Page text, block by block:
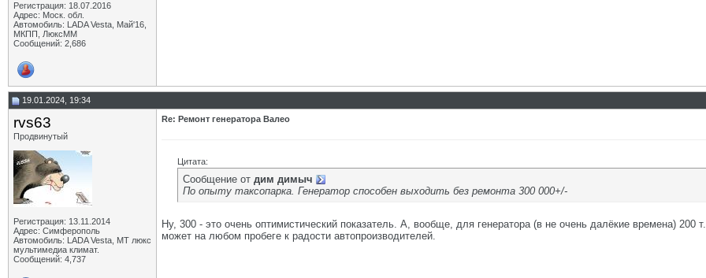
Регистрация: 18.07.2016
Адрес: Моск. обл.
Автомобиль: LADA Vesta, Май'16,
МКПП, ЛюксММ
Сообщений: 2,686
19.01.2024, 19:34
rvs63
Продвинутый
Регистрация: 13.11.2014
Адрес: Симферополь
Автомобиль: LADA Vesta, МТ люкс
мультимедиа климат.
Сообщений: 4,737
Re: Ремонт генератора Валео
Цитата:
Сообщение от дим димыч
По опыту таксопарка. Генератор способен выходить без ремонта 300 000+/-
Ну, 300 - это очень оптимистический показатель. А, вообще, для генератора (в не очень далёкие времена)
может на любом пробеге к радости автопроизводителей.